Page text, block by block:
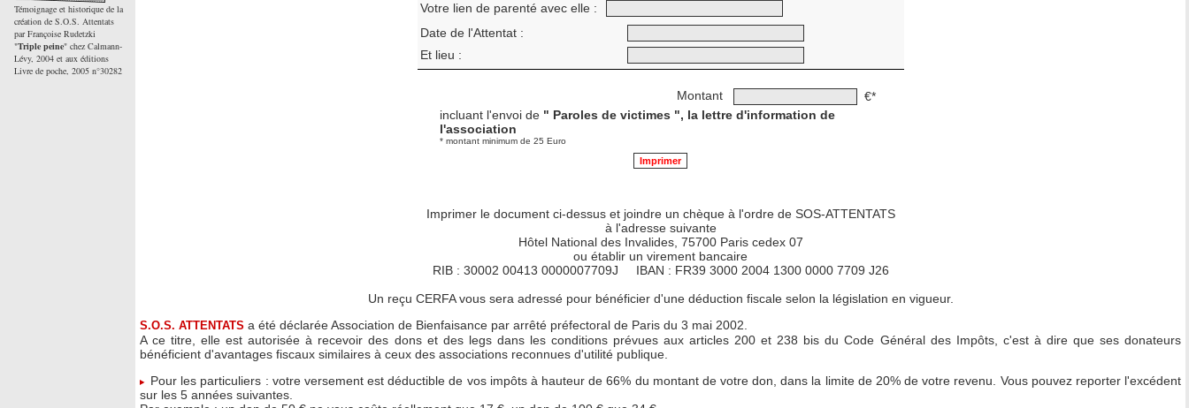
Témoignage et historique de la
création de S.O.S. Attentats
par Françoise Rudetzki
"Triple peine" chez Calmann-
Lévy, 2004 et aux éditions
Livre de poche, 2005 n°30282
Votre lien de parenté avec elle :
Date de l'Attentat :
Et lieu :
Montant
€*
incluant l'envoi de" Paroles de victimes ", la lettre d'information de
l'association
* montant minimum de 25 Euro
Imprimer le document ci-dessus et joindre un chèque à l'ordre de SOS-ATTENTATS
à l'adresse suivante
Hôtel National des Invalides, 75700 Paris cedex 07
ou établir un virement bancaire
RIB : 30002 00413 0000007709J IBAN : FR39 3000 2004 1300 0000 7709 J26
Un reçu CERFA vous sera adressé pour bénéficier d'une déduction fiscale selon la législation en vigueur.
S.O.S. ATTENTATS a été déclarée Association de Bienfaisance par arrêté préfectoral de Paris du 3 mai 2002.
A ce titre, elle est autorisée à recevoir des dons et des legs dans les conditions prévues aux articles 200 et 238 bis du Code Général des Impôts, c'est à dire que ses donateurs
bénéficient d'avantages fiscaux similaires à ceux des associations reconnues d'utilité publique.
Pour les particuliers : votre versement est déductible de vos impôts à hauteur de 66% du montant de votre don, dans la limite de 20% de votre revenu. Vous pouvez reporter l'excédent
sur les 5 années suivantes.